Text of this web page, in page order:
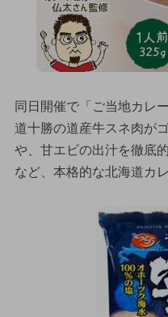
同日開催で「ご当地カレ
道十勝の道産牛スネ肉が
や、甘エビの出汁を徹底
など、本格的な北海道カ